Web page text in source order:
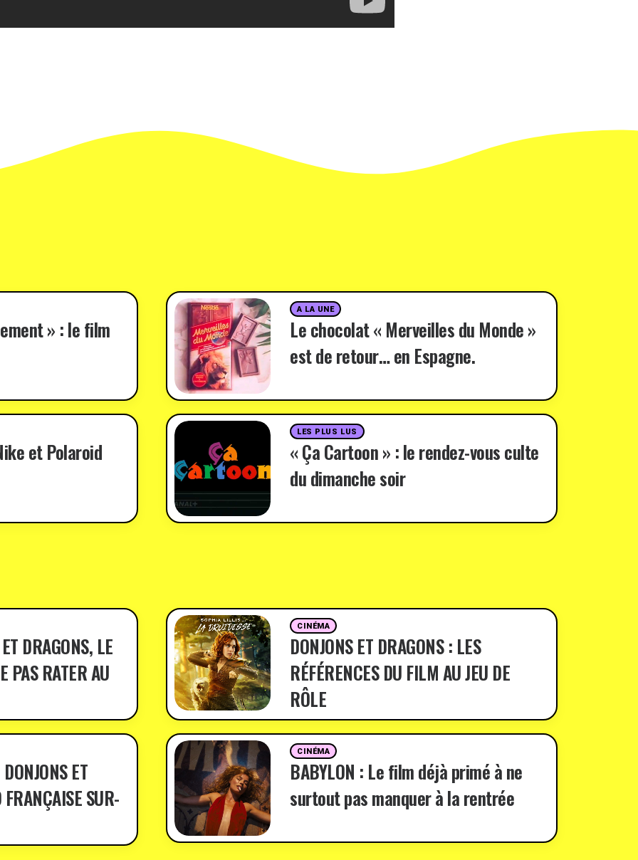
» : le film
A LA UNE
Le chocolat « Merveilles du Monde »
est de retour… en Espagne.
et Polaroid
LES PLUS LUS
« Ça Cartoon » : le rendez-vous culte
du dimanche soir
DRAGONS, LE
PAS RATER AU
CINÉMA
DONJONS ET DRAGONS : LES
RÉFÉRENCES DU FILM AU JEU DE
RÔLE
ET
SUR-
CINÉMA
BABYLON : Le film déjà primé à ne
surtout pas manquer à la rentrée